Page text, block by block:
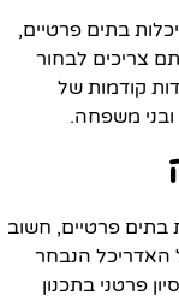
בתים פרטיים,
צריכים לבחור
קודמות של
משפחה.
פרטיים, חשוב
הנבחר
פרטני בתכנון